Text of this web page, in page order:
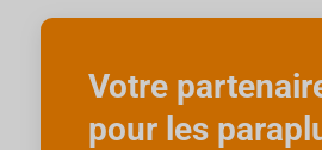
Votre
pour les